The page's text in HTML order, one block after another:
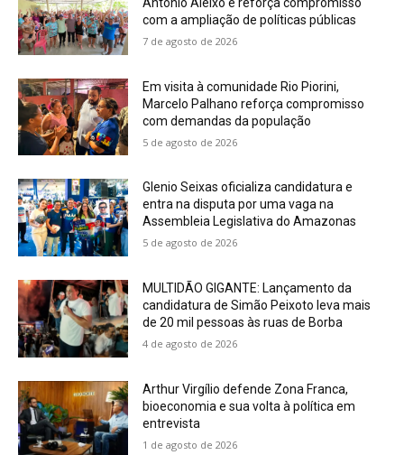
com a ampliação de políticas públicas
7 de agosto de 2026
Em visita à comunidade Rio Piorini,
Marcelo Palhano reforça compromisso
com demandas da população
5 de agosto de 2026
Glenio Seixas oficializa candidatura e
entra na disputa por uma vaga na
Assembleia Legislativa do Amazonas
5 de agosto de 2026
MULTIDÃO GIGANTE: Lançamento da
candidatura de Simão Peixoto leva mais
de 20 mil pessoas às ruas de Borba
4 de agosto de 2026
Arthur Virgílio defende Zona Franca,
bioeconomia e sua volta à política em
entrevista
1 de agosto de 2026